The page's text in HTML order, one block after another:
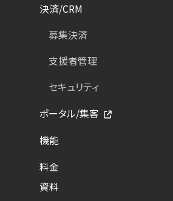
決済/CRM
募集決済
支援者管理
セキュリティ
ポータル/集客
機能
料金
資料